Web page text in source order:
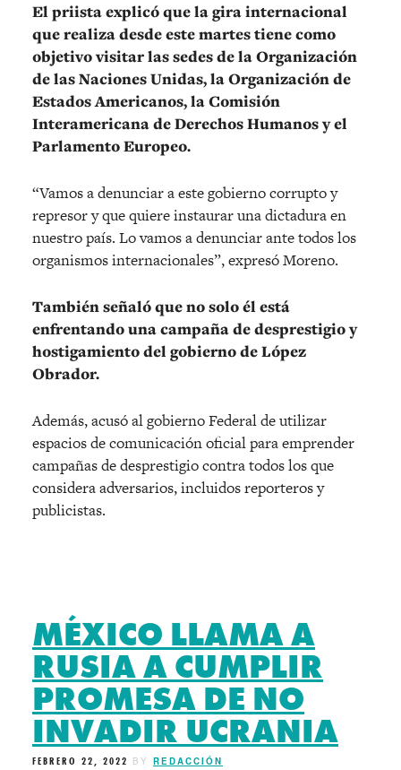
El priista explicó que la gira internacional
que realiza desde este martes tiene como
objetivo visitar las sedes de la Organización
de las Naciones Unidas, la Organización de
Estados Americanos, la Comisión
Interamericana de Derechos Humanos y el
Parlamento Europeo.
“Vamos a denunciar a este gobierno corrupto y
represor y que quiere instaurar una dictadura en
nuestro país. Lo vamos a denunciar ante todos los
organismos internacionales”, expresó Moreno.
También señaló que no solo él está
enfrentando una campaña de desprestigio y
hostigamiento del gobierno de López
Obrador.
Además, acusó al gobierno Federal de utilizar
espacios de comunicación oficial para emprender
campañas de desprestigio contra todos los que
considera adversarios, incluidos reporteros y
publicistas.
MÉXICO LLAMA A
RUSIA A CUMPLIR
PROMESA DE NO
INVADIR UCRANIA
FEBRERO 22, 2022 BY REDACCIÓN